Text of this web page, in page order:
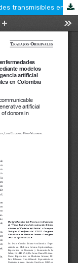
Vigilancia epidemiológíca de enfermedades transmisibles en Colombia mediante modelos generativos basados en inteligencia artificial para el seguimiento de donantes en Colombia